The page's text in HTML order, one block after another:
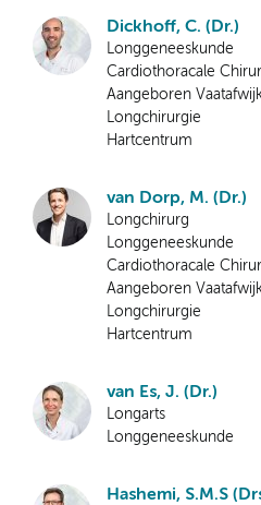
Dickhoff, C. (Dr.)
Longgeneeskunde
Cardiothoracale
Aangeboren
Longchirurgie
Hartcentrum
van Dorp, M. (Dr.)
Longchirurg
Longgeneeskunde
Cardiothoracale
Aangeboren
Longchirurgie
Hartcentrum
van Es, J. (Dr.)
Longarts
Longgeneeskunde
Hashemi, S.M.S